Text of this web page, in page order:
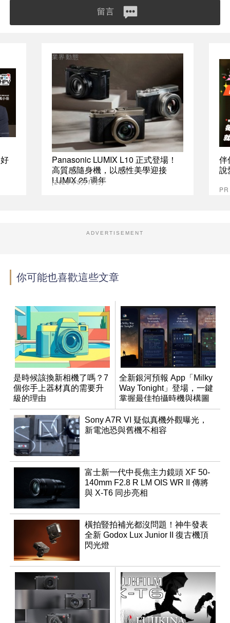
留言
Panasonic LUMIX L10 正式登場！
高質感隨身機，以感性美學迎接
LUMIX 25 週年
業界動態
(2026年5月13日)
伴
說
ADVERTISEMENT
你可能也喜歡這些文章
是時候該換新相機了嗎？7
個你手上器材真的需要升
級的理由
全新銀河預報 App「Milky
Way Tonight」登場，一鍵
掌握最佳拍攝時機與構圖
Sony A7R VI 疑似真機外觀曝光，
新電池恐與舊機不相容
富士新一代中長焦主力鏡頭 XF 50-
140mm F2.8 R LM OIS WR II 傳將
與 X-T6 同步亮相
橫拍豎拍補光都沒問題！神牛發表
全新 Godox Lux Junior II 復古機頂
閃光燈